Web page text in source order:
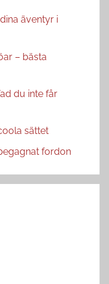
äventyr i
– bästa
du inte får
sättet
fordon